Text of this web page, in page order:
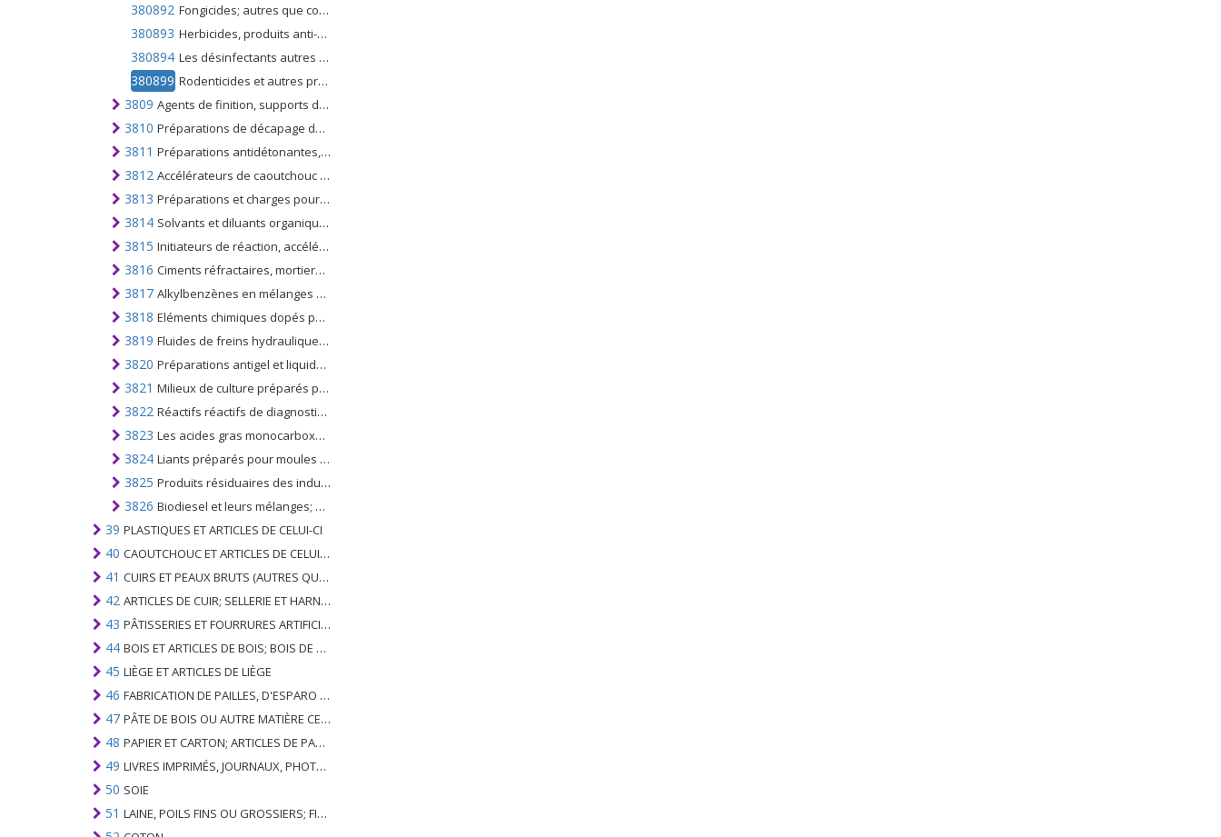
380892 Fongicides; autres que contenant des marchandises visées à la note de sous-position 1 du présent chapitre; mis en forme ou conditionnés pour la vente au détail ou en tant que préparations ou articles
380893 Herbicides, produits anti-germination et régulateurs de croissance des plantes; autres que contenant des marchandises de la note de sous-positions 1 du présent chapitre; mis en forme ou conditionnés pour la vente au détail ou en tant que préparations ou articles
380894 Les désinfectants autres que contenant des marchandises visées à la note de sous-positions 1 du présent chapitre; mis en forme ou conditionnés pour la vente au détail ou en tant que préparations ou articles
380899 Rodenticides et autres produits similaires n.c.a. dans le n ° 3808.9; autres que contenant des marchandises visées à la note de sous-position 1 du présent chapitre, présentées en fûts ou en emballages pour la vente au détail ou en préparations ou sous
3809 Agents de finition, supports de colorants pour accélérer la coloration, la fixation de colorants, d'autres produits et préparations, des types utilisés dans les industries du textile, du papier, du cuir ou similaires, n.c.a. ou inclus
3810 Préparations de décapage de métaux; flux, etc., pour la soudure, le brasage; poudres à souder, pâtes de métal et autres matériaux; préparations utilisées comme noyaux ou revêtements pour électrodes ou baguettes de soudage
3811 Préparations antidétonantes, inhibiteurs d'oxydation et de gomme, améliorants de viscosité, préparations anticorrosives et similaires, pour huiles minérales (y compris l'essence) ou autres liquides utilisés aux mêmes fins
3812 Accélérateurs de caoutchouc préparés; plastifiants composés pour le caoutchouc ou les matières plastiques, n.c.a. ou inclus; préparations antioxydantes et autres stabilisateurs composites pour le caoutchouc ou les matières plastiques
3813 Préparations et charges pour les extincteurs d'incendie; grenades d'extinction d'incendie chargées
3814 Solvants et diluants organiques composites, non dénommés ni compris ailleurs; décapants de peinture ou de vernis préparés
3815 Initiateurs de réaction, accélérateurs de réaction et préparations catalytiques n.c.a. ou inclus
3816 Ciments réfractaires, mortiers, bétons et compositions similaires; autres que les produits du no. 3801
3817 Alkylbenzènes en mélanges et alkylnaphtalènes en mélanges, autres que ceux du no. 2707 ou 2902
3818 Eléments chimiques dopés pour utilisation en électronique, sous forme de disques, de plaquettes ou de formes similaires; composés chimiques dopés pour utilisation en électronique
3819 Fluides de freins hydrauliques et autres liquides préparés pour transmissions hydrauliques, ne contenant pas ou contenant moins de 70% en poids d'huiles de pétrole ou de minéraux bitumineux
3820 Préparations antigel et liquides de dégivrage préparés
3821 Milieux de culture préparés pour le développement ou le maintien de micro-organismes (y compris les virus et analogues) ou de cellules végétales, humaines ou animales
3822 Réactifs réactifs de diagnostic ou de laboratoire sur un support et réactifs de diagnostic ou de laboratoire préparés, même présentés sur un support, autres que ceux du no. 3002 ou 3006; matériau de référence certifié
3823 Les acides gras monocarboxyliques industriels; les huiles acides provenant du raffinage; alcools gras industriels
3824 Liants préparés pour moules ou noyaux de fonderie; produits chimiques et préparations des industries chimiques ou des industries connexes (y compris celles consistant en mélanges de produits naturels), non dénommés ni compris ailleurs
3825 Produits résiduaires des industries chimiques ou des industries connexes, non dénommés ni compris ailleurs; déchets municipaux; les boues d'épuration; autres produits résiduels.
3826 Biodiesel et leurs mélanges; ne contenant pas ou contenant moins de 70% en poids d'huiles de pétrole ou de minéraux bitumineux
39 PLASTIQUES ET ARTICLES DE CELUI-CI
40 CAOUTCHOUC ET ARTICLES DE CELUI-CI
41 CUIRS ET PEAUX BRUTS (AUTRES QUE PÂTEAUX) ET CUIR
42 ARTICLES DE CUIR; SELLERIE ET ​​HARNAIS; ARTICLES DE VOYAGE, SACS À MAIN ET RÉCIPIENTS ANALOGUES; ARTICLES DE GUT ANIMAL (AUTRE QUE GUT DE SOIE-VERT)
43 PÂTISSERIES ET FOURRURES ARTIFICIELLES; FABRICATION DE CELLES-CI
44 BOIS ET ARTICLES DE BOIS; BOIS DE CHARBON
45 LIÈGE ET ARTICLES DE LIÈGE
46 FABRICATION DE PAILLES, D'ESPARO OU D'AUTRES MATÉRIAUX DE COULÉE; BASKETWARE ET WICKERWORK
47 PÂTE DE BOIS OU AUTRE MATIÈRE CELLULOSIQUE FIBREUSE; PAPIER OU CARTON RÉCUPÉRÉ (DÉCHETS ET DÉCHETS)
48 PAPIER ET CARTON; ARTICLES DE PATE A PAPIER, DE PAPIER OU DE CARTON
49 LIVRES IMPRIMÉS, JOURNAUX, PHOTOS ET AUTRES PRODUITS DE L'INDUSTRIE DE L'IMPRIMERIE; MANUSCRITS, TYPESCRIPTS ET PLANS
50 SOIE
51 LAINE, POILS FINS OU GROSSIERS; FIL DE CHEVAL ET TISSU TISSÉ